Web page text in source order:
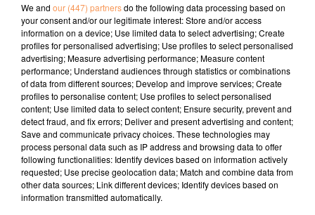
les studios de Radio Inside !!!
Facebook : https://www.facebook.com/studio.helium/
Adresse : 36, Avenue général leclerc - Pau
Site :www.studio-helium.fr
Tél : 05 59 30 76 59
We and our (447) partnersdo the following data processing based on
your consent and/or our legitimate interest: Store and/or access
information on a device; Use limited data to select advertising; Create
profiles for personalised advertising; Use profiles to select personalised
advertising; Measure advertising performance; Measure content
performance; Understand audiences through statistics or combinations
of data from different sources; Develop and improve services; Create
profiles to personalise content; Use profiles to select personalised
content; Use limited data to select content; Ensure security, prevent and
detect fraud, and fix errors; Deliver and present advertising and content;
Save and communicate privacy choices. These technologies may
process personal data such as IP address and browsing data to offer
following functionalities: Identify devices based on information actively
requested; Use precise geolocation data; Match and combine data from
other data sources; Link different devices; Identify devices based on
information transmitted automatically.